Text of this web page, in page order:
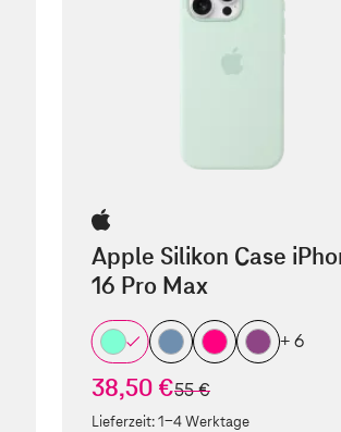
Apple Silikon Case
16 Pro Max
+ 6
38,50 €statt
55 €
Lieferzeit:1-4 Werktage